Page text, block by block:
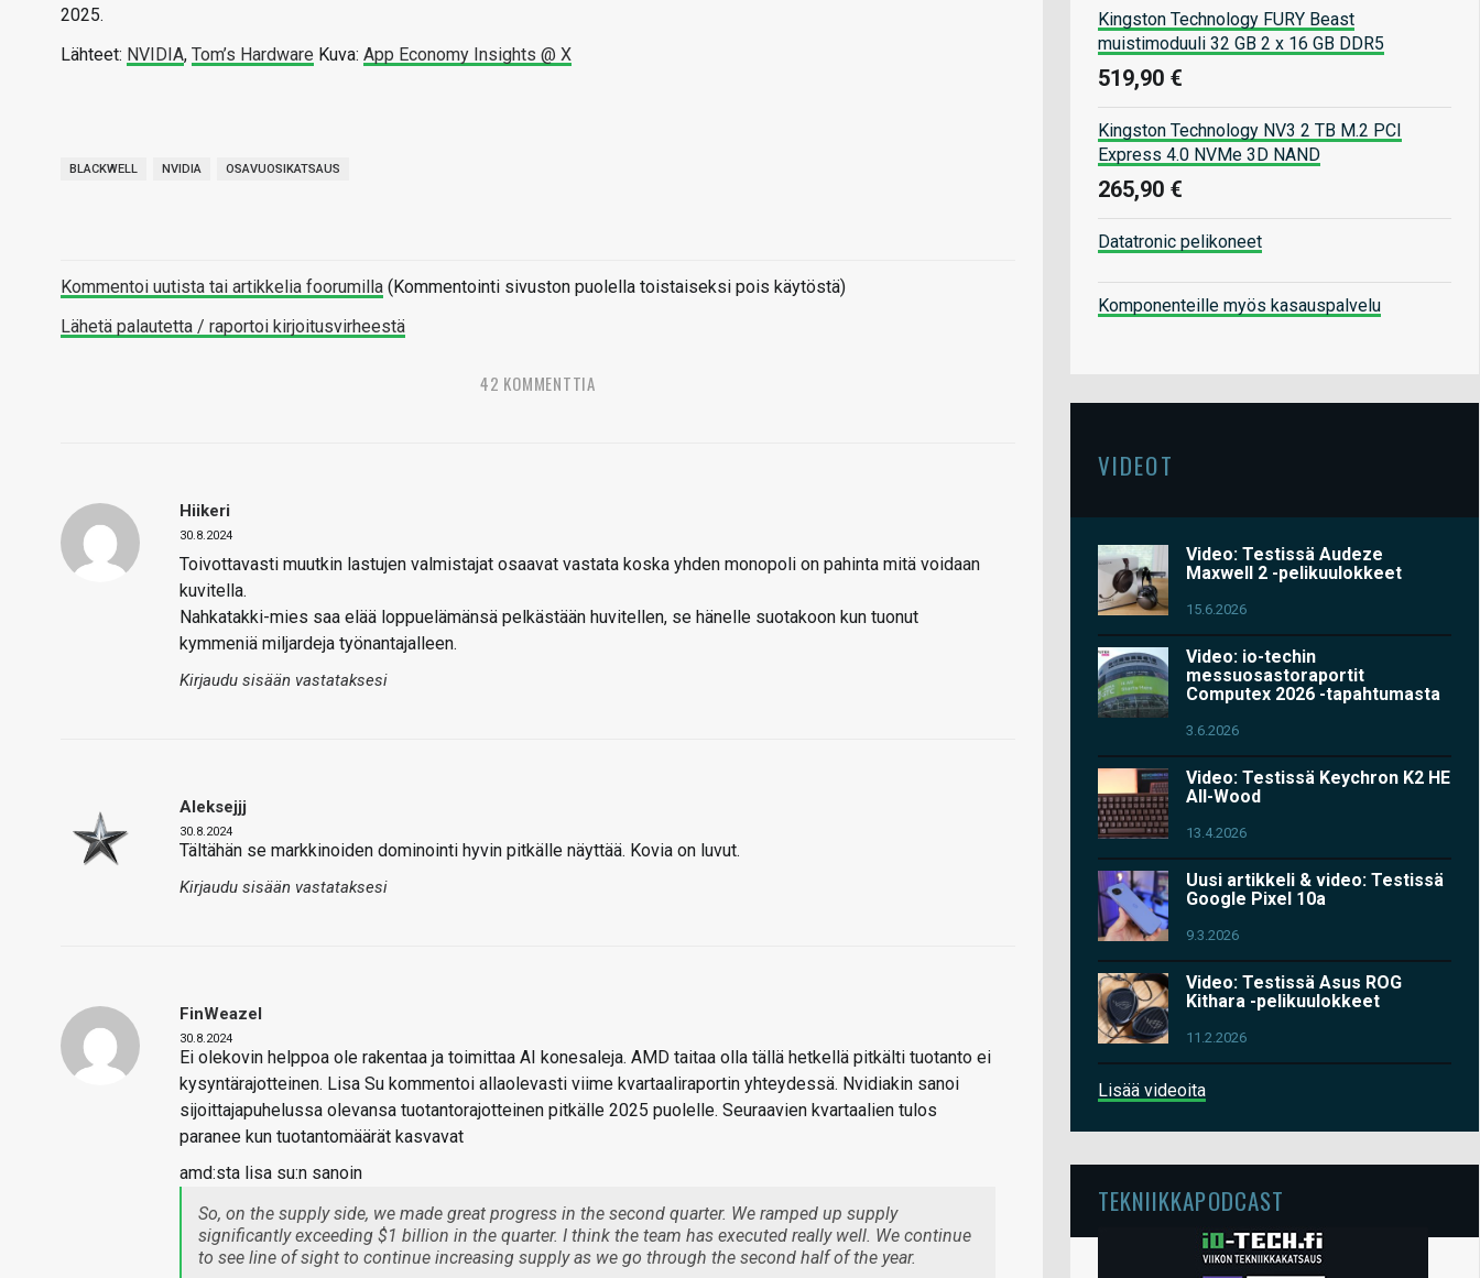
2025.
Lähteet: NVIDIA, Tom’s Hardware Kuva: App Economy Insights @ X
BLACKWELL NVIDIA OSAVUOSIKATSAUS
Kommentoi uutista tai artikkelia foorumilla (Kommentointi sivuston puolella toistaiseksi pois käytöstä)
Lähetä palautetta / raportoi kirjoitusvirheestä
42 KOMMENTTIA
Hiikeri
30.8.2024
Toivottavasti muutkin lastujen valmistajat osaavat vastata koska yhden monopoli on pahinta mitä voidaan
kuvitella.
Nahkatakki-mies saa elää loppuelämänsä pelkästään huvitellen, se hänelle suotakoon kun tuonut
kymmeniä miljardeja työnantajalleen.
Kirjaudu sisään vastataksesi
Aleksejjj
30.8.2024
Tältähän se markkinoiden dominointi hyvin pitkälle näyttää. Kovia on luvut.
Kirjaudu sisään vastataksesi
FinWeazel
30.8.2024
Ei olekovin helppoa ole rakentaa ja toimittaa AI konesaleja. AMD taitaa olla tällä hetkellä pitkälti tuotanto ei
kysyntärajotteinen. Lisa Su kommentoi allaolevasti viime kvartaaliraportin yhteydessä. Nvidiakin sanoi
sijoittajapuhelussa olevansa tuotantorajotteinen pitkälle 2025 puolelle. Seuraavien kvartaalien tulos
paranee kun tuotantomäärät kasvavat
amd:sta lisa su:n sanoin
So, on the supply side, we made great progress in the second quarter. We ramped up supply
significantly exceeding $1 billion in the quarter. I think the team has executed really well. We continue
to see line of sight to continue increasing supply as we go through the second half of the year.
Kingston Technology FURY Beast
muistimoduuli 32 GB 2 x 16 GB DDR5
519,90 €
Kingston Technology NV3 2 TB M.2 PCI
Express 4.0 NVMe 3D NAND
265,90 €
Datatronic pelikoneet
Komponenteille myös kasauspalvelu
VIDEOT
Video: Testissä Audeze
Maxwell 2 -pelikuulokkeet
15.6.2026
Video: io-techin
messuosastoraportit
Computex 2026 -tapahtumasta
3.6.2026
Video: Testissä Keychron K2 HE
All-Wood
13.4.2026
Uusi artikkeli & video: Testissä
Google Pixel 10a
9.3.2026
Video: Testissä Asus ROG
Kithara -pelikuulokkeet
11.2.2026
Lisää videoita
TEKNIIKKAPODCAST